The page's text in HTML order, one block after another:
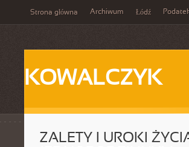
Strona główna Archiwum Łódź
KOWALCZYK
ZALETY I UROKI